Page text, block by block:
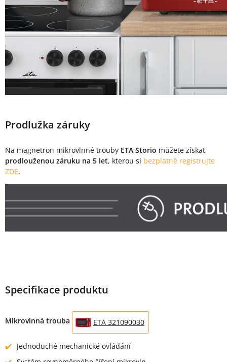
Prodlužka záruky
Na magnetron mikrovlnné trouby ETA Storio můžete získat
prodlouženou záruku na 5 let, kterou si bezplatně registrujte
ZDE.
Specifikace produktu
Mikrovlnná trouba ETA 321090030
Jednoduché mechanické ovládání